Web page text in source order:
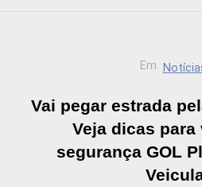
Em
Vai pegar estrada
Veja dicas para
segurança GOL